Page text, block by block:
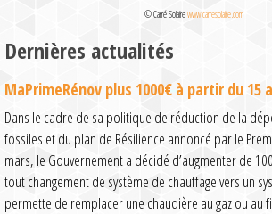
© Carré Solairewww.carresolaire.com
Dernières actualités
MaPrimeRénov plus 1000€ à partir du 15
Dans le cadre de sa politique de réduction de la
fossiles et du plan de Résilience annoncé par le
mars, le Gouvernement a décidé d’augmenter de
tout changement de système de chauffage vers un
permette de remplacer une chaudière au gaz ou au